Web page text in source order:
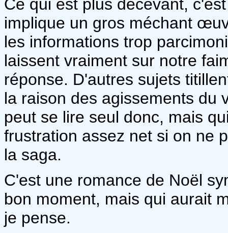
Ce qui est plus décevant,
implique un gros méchant
les informations trop
laissent vraiment sur notre
réponse. D'autres sujets
la raison des agissements du
peut se lire seul donc, mais
frustration assez net si on ne
la saga.
C'est une romance de Noël
bon moment, mais qui aurait
je pense.